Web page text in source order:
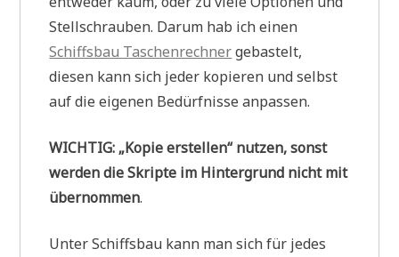
Stellschrauben. Darum hab ich einen
Schiffsbau Taschenrechnergebastelt,
diesen kann sich jeder kopieren und selbst
auf die eigenen Bedürfnisse anpassen.
WICHTIG: „Kopie erstellen“ nutzen, sonst
werden die Skripte im Hintergrund nicht mit
übernommen.
Unter Schiffsbau kann man sich für jedes